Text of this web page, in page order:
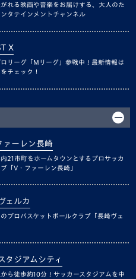
れる映画や音楽をお届けする、大人のた
タテインメントチャンネル
X
リーグ「Mリーグ」参戦中！最新情報は
チェック！
ァーレン長崎
21市町をホームタウンとするプロサッカ
「V・ファーレン長崎」
ェルカ
プロバスケットボールクラブ「長崎ヴェ
タジアムシティ
ら徒歩約10分！サッカースタジアムを中